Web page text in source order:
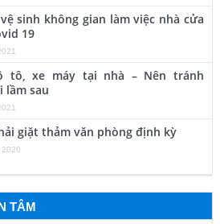
sinh không gian làm việc nhà cửa
19
tô, xe máy tại nhà – Nên tránh
lầm sau
giặt thảm văn phòng định kỳ
TÂM